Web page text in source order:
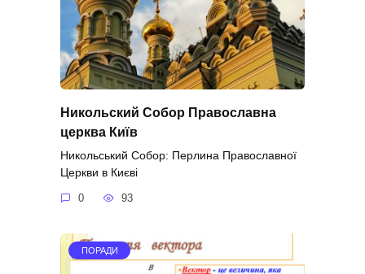
Никольский Собор Православна
церква Київ
Никольський Собор: Перлина Православної
Церкви в Києві
0 93
ПОРАДИ